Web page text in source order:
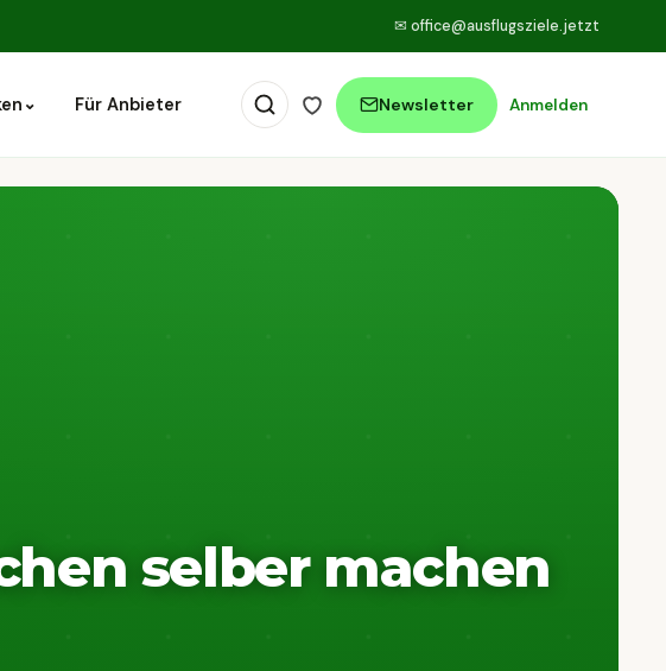
✉ office@ausflugsziele.jetzt
⌄ Für Anbieter Newsletter Anmelden
selber machen